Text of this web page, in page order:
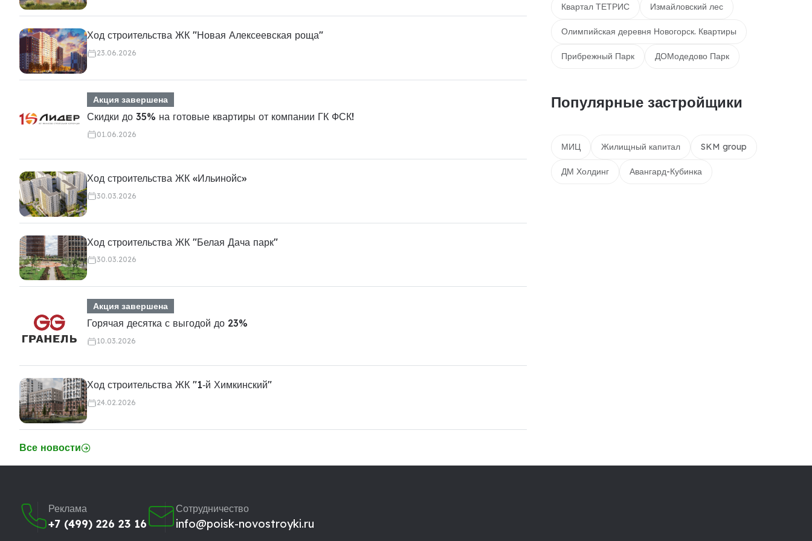
Ход строительства ЖК "Новая Алексеевская роща"
23.06.2026
Акция завершена
Скидки до 35% на готовые квартиры от компании ГК ФСК!
01.06.2026
Ход строительства ЖК «Ильинойс»
30.03.2026
Ход строительства ЖК "Белая Дача парк"
30.03.2026
Акция завершена
Горячая десятка с выгодой до 23%
10.03.2026
Ход строительства ЖК "1‑й Химкинский"
24.02.2026
Все новости
Квартал ТЕТРИС Измайловский лес
Олимпийская деревня Новогорск. Квартиры
Прибрежный Парк ДОМодедово Парк
Популярные застройщики
МИЦ Жилищный капитал SKM group
ДМ Холдинг Авангард-Кубинка
Реклама
+7 (499) 226 23 16
Сотрудничество
info@poisk-novostroyki.ru